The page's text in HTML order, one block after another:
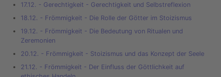
17.12. - Gerechtigkeit - Gerechtigkeit und Selbstreflexion
18.12. - Frömmigkeit - Die Rolle der Götter im Stoizismus
19.12. - Frömmigkeit - Die Bedeutung von Ritualen und
Zeremonien
20.12. - Frömmigkeit - Stoizismus und das Konzept der Seele
21.12. - Frömmigkeit - Der Einfluss der Göttlichkeit auf